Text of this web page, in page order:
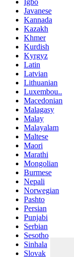
Javanese
Kannada
Kazakh
Khmer
Kurdish
Kyrgyz
Latin
Latvian
Lithuanian
Luxembou..
Macedonian
Malagasy
Malay
Malayalam
Maltese
Maori
Marathi
Mongolian
Burmese
Nepali
Norwegian
Pashto
Persian
Punjabi
Serbian
Sesotho
Sinhala
Slovak